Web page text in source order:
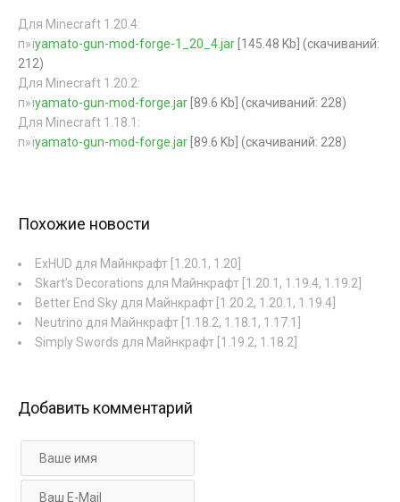
Для Minecraft 1.20.4:
п»їyamato-gun-mod-forge-1_20_4.jar [145.48 Kb] (cкачиваний:
212)
Для Minecraft 1.20.2:
п»їyamato-gun-mod-forge.jar [89.6 Kb] (cкачиваний: 228)
Для Minecraft 1.18.1:
п»їyamato-gun-mod-forge.jar [89.6 Kb] (cкачиваний: 228)
Похожие новости
ExHUD для Майнкрафт [1.20.1, 1.20]
Skart’s Decorations для Майнкрафт [1.20.1, 1.19.4, 1.19.2]
Better End Sky для Майнкрафт [1.20.2, 1.20.1, 1.19.4]
Neutrino для Майнкрафт [1.18.2, 1.18.1, 1.17.1]
Simply Swords для Майнкрафт [1.19.2, 1.18.2]
Добавить комментарий